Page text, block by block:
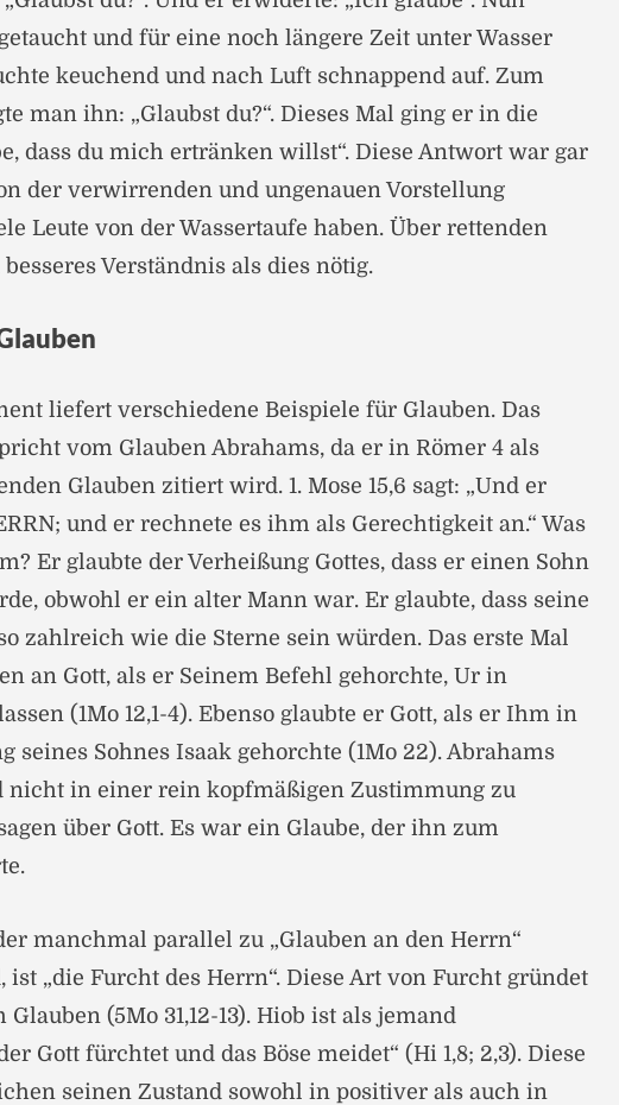
und für eine noch längere Zeit unter Wasser
keuchend und nach Luft schnappend auf. Zum
man ihn: „Glaubst du?“. Dieses Mal ging er in die
dass du mich ertränken willst“. Diese Antwort war gar
der verwirrenden und ungenauen Vorstellung
Leute von der Wassertaufe haben. Über rettenden
Verständnis als dies nötig.
liefert verschiedene Beispiele für Glauben. Das
vom Glauben Abrahams, da er in Römer 4 als
Glauben zitiert wird. 1. Mose 15,6 sagt: „Und er
und er rechnete es ihm als Gerechtigkeit an.“ Was
Er glaubte der Verheißung Gottes, dass er einen Sohn
obwohl er ein alter Mann war. Er glaubte, dass seine
zahlreich wie die Sterne sein würden. Das erste Mal
an Gott, als er Seinem Befehl gehorchte, Ur in
(1Mo 12,1-4). Ebenso glaubte er Gott, als er Ihm in
seines Sohnes Isaak gehorchte (1Mo 22). Abrahams
nicht in einer rein kopfmäßigen Zustimmung zu
über Gott. Es war ein Glaube, der ihn zum
manchmal parallel zu „Glauben an den Herrn“
ist „die Furcht des Herrn“. Diese Art von Furcht gründet
(5Mo 31,12-13). Hiob ist als jemand
Gott fürchtet und das Böse meidet“ (Hi 1,8; 2,3). Diese
seinen Zustand sowohl in positiver als auch in